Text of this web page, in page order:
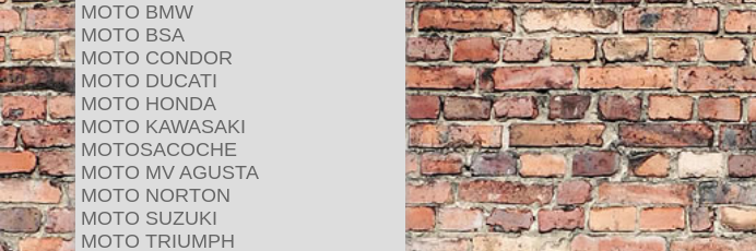
MOTO BMW
MOTO BSA
MOTO CONDOR
MOTO DUCATI
MOTO HONDA
MOTO KAWASAKI
MOTOSACOCHE
MOTO MV AGUSTA
MOTO NORTON
MOTO SUZUKI
MOTO TRIUMPH